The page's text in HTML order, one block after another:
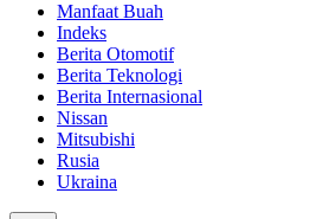
Manfaat Buah
Indeks
Berita Otomotif
Berita Teknologi
Berita Internasional
Nissan
Mitsubishi
Rusia
Ukraina